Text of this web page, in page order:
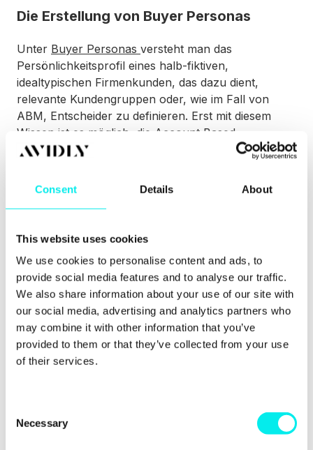
Consent Details About
This website uses cookies
We use cookies to personalise content and ads, to
provide social media features and to analyse our traffic.
We also share information about your use of our site with
our social media, advertising and analytics partners who
may combine it with other information that you’ve
provided to them or that they’ve collected from your use
of their services.
Necessary
Die Erstellung von Buyer Personas
Unter Buyer Personas versteht man das
Persönlichkeitsprofil eines halb-fiktiven,
idealtypischen Firmenkunden, das dazu dient,
relevante Kundengruppen oder, wie im Fall von
ABM, Entscheider zu definieren. Erst mit diesem
Wissen ist es möglich, die Account Based
Marketing-Kampagne optimal auszurichten.
Sobald Sie Ihre Ziel-Accounts definiert und Ihren
Entwerfen einer Content-Strategie, deren Inhalte
gezielt auf die Bedürfnisse und den Kenntnisstand
des Adressaten abgestimmt sind. Denken Sie daran,
dass nur relevante Informationen den Empfänger
der Marketingbotschaft dazu bringen, mit Ihnen in
Kontakt zu treten.
Marketingteams mit dem Vertrieb